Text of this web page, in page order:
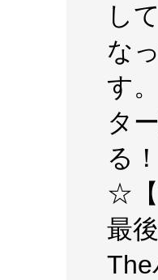
し
な
す
タ
る
☆【
最